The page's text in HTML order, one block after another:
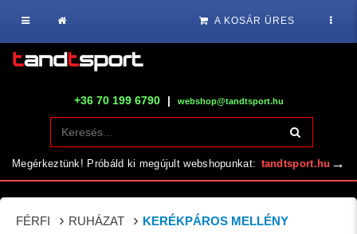
+36 70 199 6790 | webshop@tandtsport.hu
A KOSÁR ÜRES
Megérkeztünk! Próbáld ki megújult webshopunkat: tandtsport.hu →
FÉRFI RUHÁZAT KERÉKPÁROS MELLÉNY